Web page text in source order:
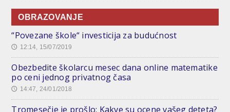
OBRAZOVANJE
“Povezane škole“ investicija za budućnost
🕔 12:14, 15/07/2019
Obezbedite školarcu mesec dana online matematike
po ceni jednog privatnog časa
🕔 14:47, 24/01/2018
Tromesečje je prošlo: Kakve su ocene vašeg deteta?